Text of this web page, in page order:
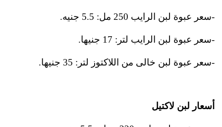
-سعر عبوة لبن الرايب 250 مل: 5.5 جنيه.
-سعر عبوة لبن الرايب لتر: 17 جنيها.
-سعر عبوة لبن خالى من اللاكتوز لتر: 35 جنيها.
أسعار لبن لاكتيل